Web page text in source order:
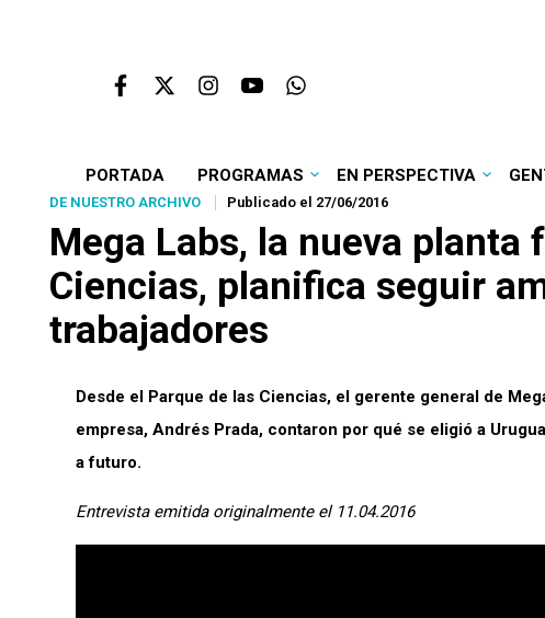
PORTADA PROGRAMAS EN PERSPECTIVA
DE NUESTRO ARCHIVO Publicado el 27/06/2016
Mega Labs, la nueva planta
Ciencias, planifica seguir
trabajadores
Desde el Parque de las Ciencias, el gerente general de
empresa, Andrés Prada, contaron por qué se eligió a
a futuro.
Entrevista emitida originalmente el 11.04.2016